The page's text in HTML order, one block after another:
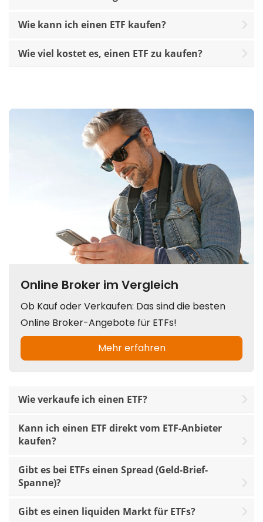
Wie kann ich einen ETF kaufen?
Wie viel kostet es, einen ETF zu kaufen?
Wie verkaufe ich einen ETF?
Kann ich einen ETF direkt vom ETF-Anbieter
kaufen?
Gibt es bei ETFs einen Spread (Geld-Brief-
Spanne)?
Gibt es einen liquiden Markt für ETFs?